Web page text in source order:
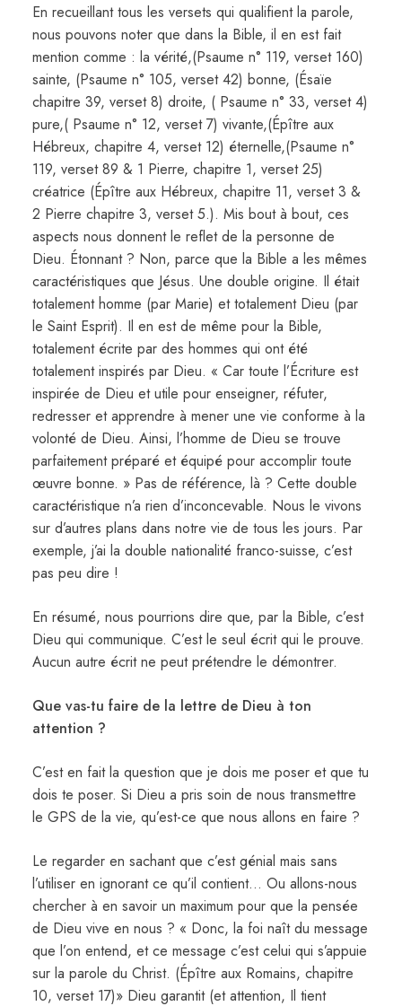
En recueillant tous les versets qui qualifient la parole,
nous pouvons noter que dans la Bible, il en est fait
mention comme : la vérité,(Psaume n° 119, verset 160)
sainte, (Psaume n° 105, verset 42) bonne, (Ésaïe
chapitre 39, verset 8) droite, ( Psaume n° 33, verset 4)
pure,( Psaume n° 12, verset 7) vivante,(Épître aux
Hébreux, chapitre 4, verset 12) éternelle,(Psaume n°
119, verset 89 & 1 Pierre, chapitre 1, verset 25)
créatrice (Épître aux Hébreux, chapitre 11, verset 3 &
2 Pierre chapitre 3, verset 5.). Mis bout à bout, ces
aspects nous donnent le reflet de la personne de
Dieu. Étonnant ? Non, parce que la Bible a les mêmes
caractéristiques que Jésus. Une double origine. Il était
totalement homme (par Marie) et totalement Dieu (par
le Saint Esprit). Il en est de même pour la Bible,
totalement écrite par des hommes qui ont été
totalement inspirés par Dieu. « Car toute l’Écriture est
inspirée de Dieu et utile pour enseigner, réfuter,
redresser et apprendre à mener une vie conforme à la
volonté de Dieu. Ainsi, l’homme de Dieu se trouve
parfaitement préparé et équipé pour accomplir toute
œuvre bonne. » Pas de référence, là ? Cette double
caractéristique n’a rien d’inconcevable. Nous le vivons
sur d’autres plans dans notre vie de tous les jours. Par
exemple, j’ai la double nationalité franco-suisse, c’est
pas peu dire !
En résumé, nous pourrions dire que, par la Bible, c’est
Dieu qui communique. C’est le seul écrit qui le prouve.
Aucun autre écrit ne peut prétendre le démontrer.
Que vas-tu faire de la lettre de Dieu à ton
attention ?
C’est en fait la question que je dois me poser et que tu
dois te poser. Si Dieu a pris soin de nous transmettre
le GPS de la vie, qu’est-ce que nous allons en faire ?
Le regarder en sachant que c’est génial mais sans
l’utiliser en ignorant ce qu’il contient… Ou allons-nous
chercher à en savoir un maximum pour que la pensée
de Dieu vive en nous ? « Donc, la foi naît du message
que l’on entend, et ce message c’est celui qui s’appuie
sur la parole du Christ. (Épître aux Romains, chapitre
10, verset 17)» Dieu garantit (et attention, Il tient